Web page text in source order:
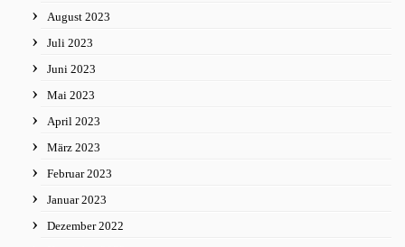
August 2023
Juli 2023
Juni 2023
Mai 2023
April 2023
März 2023
Februar 2023
Januar 2023
Dezember 2022